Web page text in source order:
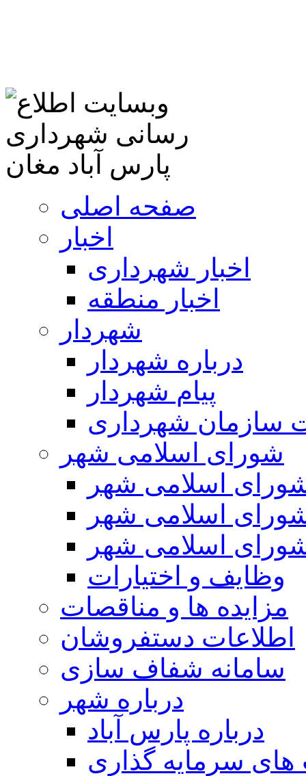
صفحه اصلی
اخبار
اخبار شهرداری
اخبار منطقه
شهردار
درباره شهردار
پیام شهردار
سازمان شهرداری
شورای اسلامی شهر
اسلامی شهر
اسلامی شهر
اسلامی شهر
وظایف و اختیارات
مزایده ها و مناقصات
اطلاعات دستفروشان
سامانه شفاف سازی
درباره شهر
درباره پارس آباد
سرمایه گذاری